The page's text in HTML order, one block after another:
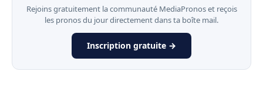
Rejoins gratuitement la communauté MediaPronos et reçois
les pronos du jour directement dans ta boîte mail.
Inscription gratuite →